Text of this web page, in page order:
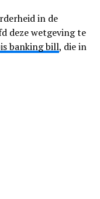
in de
deze wetgeving te
banking bill, die in